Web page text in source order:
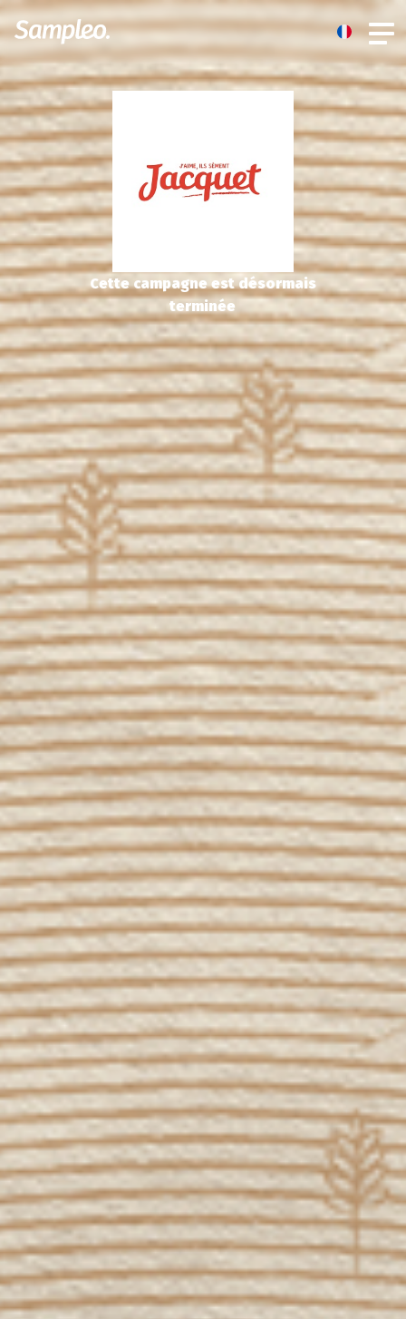
Cette campagne est désormais
terminée